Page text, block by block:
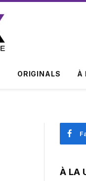
ORIGINALS À
À LA